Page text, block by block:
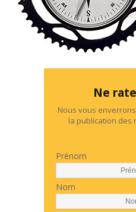
Ne
Nous vous
la publication des
Prénom
Nom